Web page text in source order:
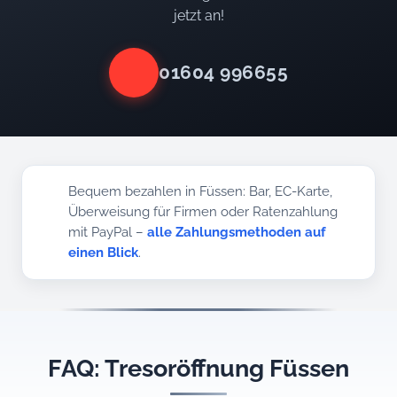
jetzt an!
01604 996655
Bequem bezahlen in Füssen: Bar, EC-Karte,
Überweisung für Firmen oder Ratenzahlung
mit PayPal –alle Zahlungsmethoden auf
einen Blick.
FAQ: Tresoröffnung Füssen